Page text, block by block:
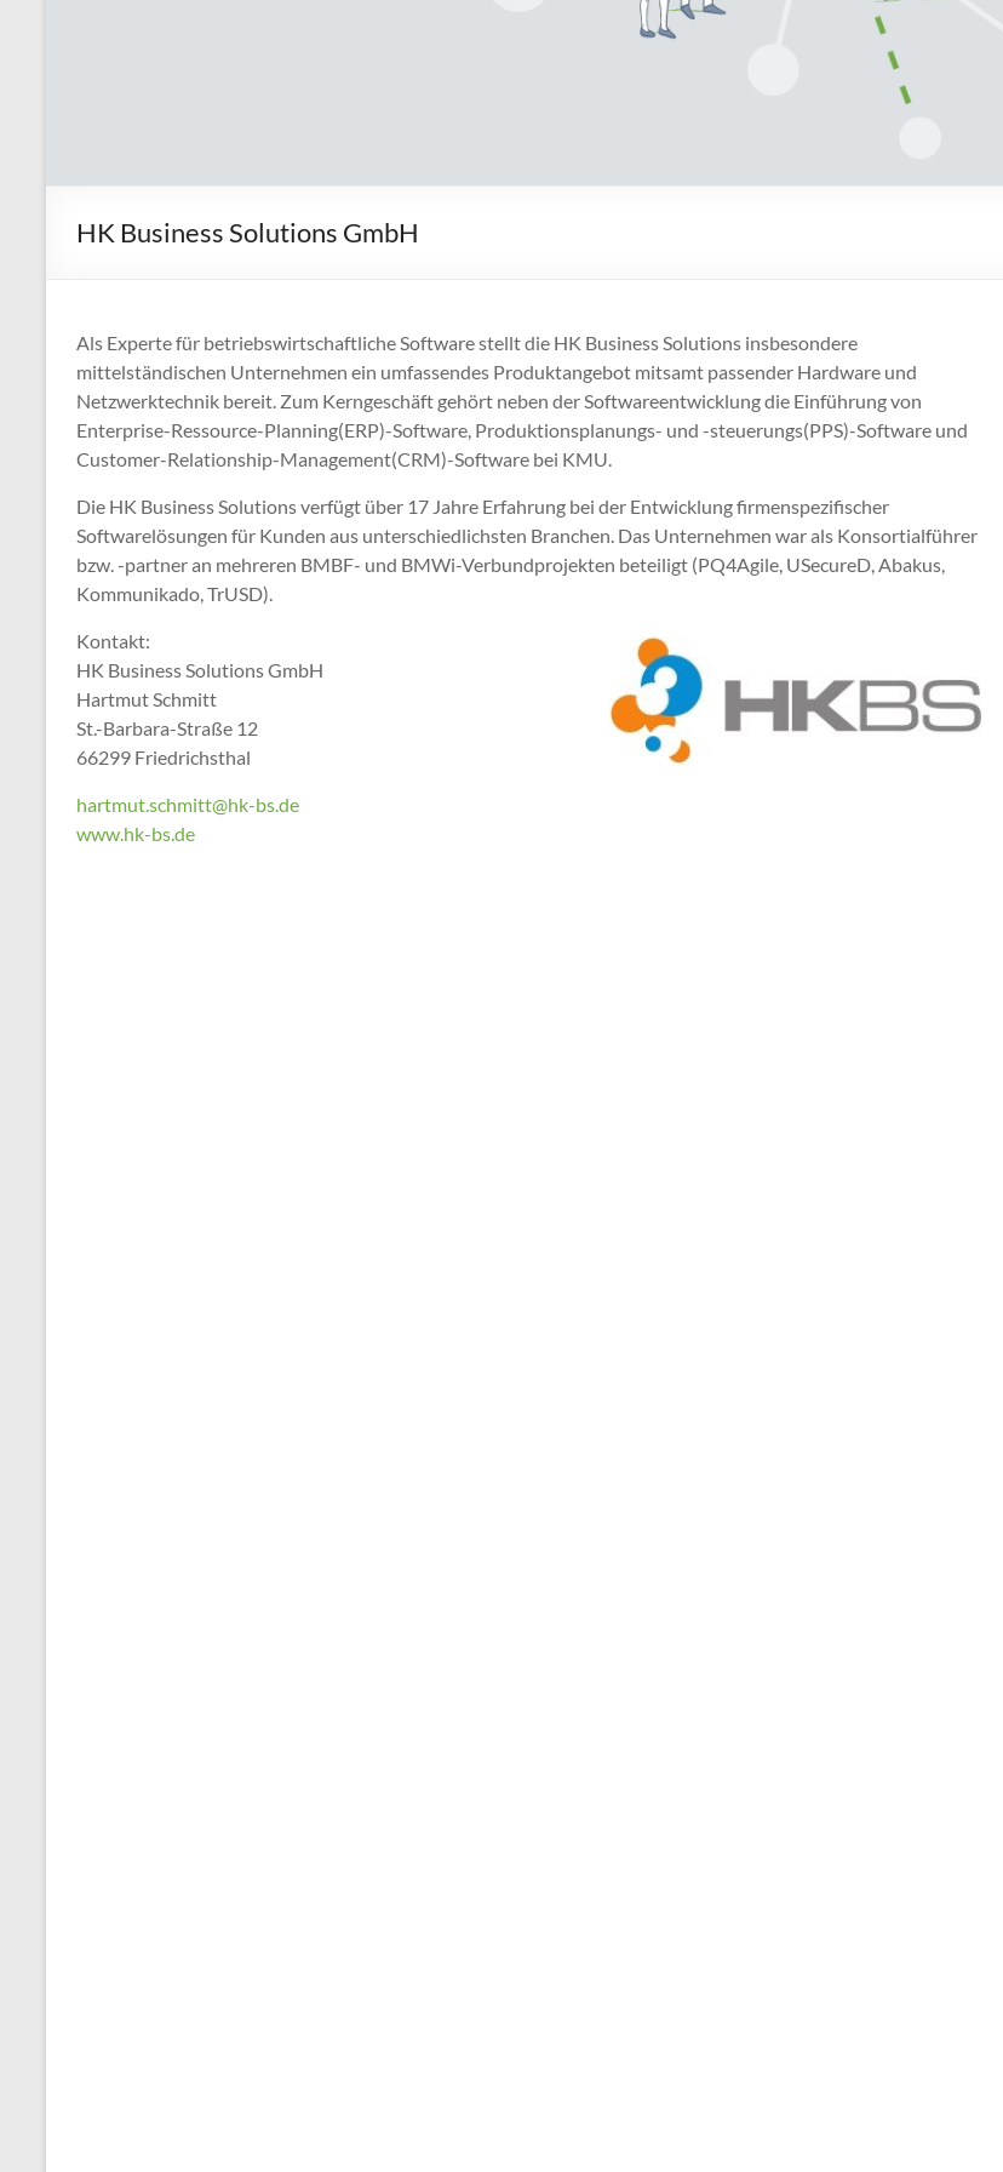
HK Business Solutions GmbH
Als Experte für betriebswirtschaftliche Software stellt die HK Business Solutions insbesondere
mittelständischen Unternehmen ein umfassendes Produktangebot mitsamt passender Hardware und
Netzwerktechnik bereit. Zum Kerngeschäft gehört neben der Softwareentwicklung die Einführung von
Enterprise-Ressource-Planning(ERP)-Software, Produktionsplanungs- und -steuerungs(PPS)-Software und
Customer-Relationship-Management(CRM)-Software bei KMU.
Die HK Business Solutions verfügt über 17 Jahre Erfahrung bei der Entwicklung firmenspezifischer
Softwarelösungen für Kunden aus unterschiedlichsten Branchen. Das Unternehmen war als Konsortialführer
bzw. -partner an mehreren BMBF- und BMWi-Verbundprojekten beteiligt (PQ4Agile, USecureD, Abakus,
Kommunikado, TrUSD).
Kontakt:
HK Business Solutions GmbH
Hartmut Schmitt
St.-Barbara-Straße 12
66299 Friedrichsthal
hartmut.schmitt@hk-bs.de
www.hk-bs.de